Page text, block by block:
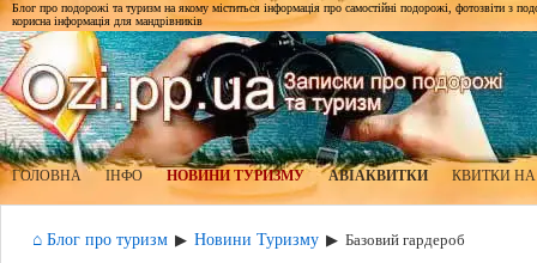
Блог про подорожі та туризм на якому міститься інформація про самостійні подорожі, фотозвіти з
корисна інформація для мандрівників
ГОЛОВНА ІНФО НОВИНИ ТУРИЗМУ АВІАКВИТКИ КВИТКИ
⌂ Блог про туризм ▶ Новини Туризму ▶ Базовий гардероб